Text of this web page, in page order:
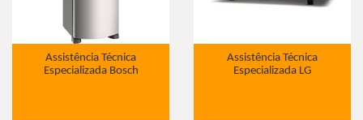
Assistência Técnica
Especializada Bosch
Assistência Técnica
Especializada LG